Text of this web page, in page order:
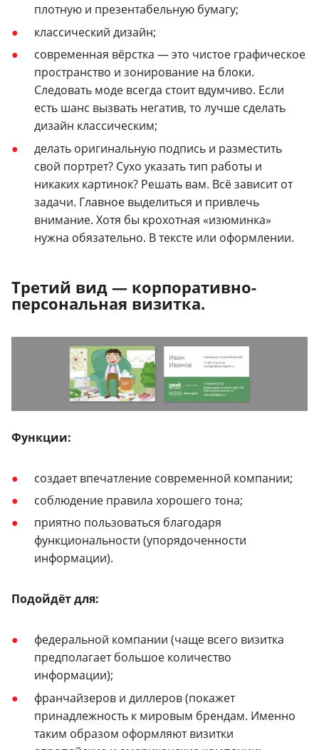
плотную и презентабельную бумагу;
классический дизайн;
современная вёрстка — это чистое графическое
пространство и зонирование на блоки.
Следовать моде всегда стоит вдумчиво. Если
есть шанс вызвать негатив, то лучше сделать
дизайн классическим;
делать оригинальную подпись и разместить
свой портрет? Сухо указать тип работы и
никаких картинок? Решать вам. Всё зависит от
задачи. Главное выделиться и привлечь
внимание. Хотя бы крохотная «изюминка»
нужна обязательно. В тексте или оформлении.
Третий вид — корпоративно-
персональная визитка.
Функции:
создает впечатление современной компании;
соблюдение правила хорошего тона;
приятно пользоваться благодаря
функциональности (упорядоченности
информации).
Подойдёт для:
федеральной компании (чаще всего визитка
предполагает большое количество
информации);
франчайзеров и диллеров (покажет
принадлежность к мировым брендам. Именно
таким образом оформляют визитки